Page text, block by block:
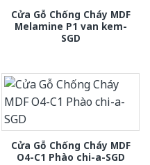
Cửa Gỗ Chống Cháy MDF
Melamine P1 van kem-
SGD
Cửa Gỗ Chống Cháy MDF
O4-C1 Phào chi-a-SGD